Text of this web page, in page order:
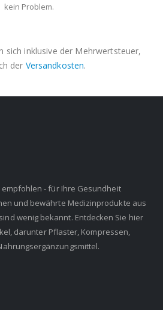
kein Problem.
sich inklusive der Mehrwertsteuer,
der Versandkosten.
- für Ihre Gesundheit
und bewährte Medizinprodukte aus
wenig bekannt. Entdecken Sie hier
darunter Pflaster, Kompressen,